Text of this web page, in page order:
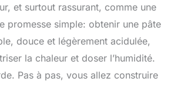
et surtout rassurant, comme une
promesse simple: obtenir une pâte
douce et légèrement acidulée,
la chaleur et doser l’humidité.
Pas à pas, vous allez construire